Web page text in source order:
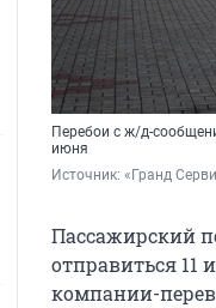
Перебои с ж/д-
июня
Источник: «Гранд
Пассажирский
отправиться 11
компании-